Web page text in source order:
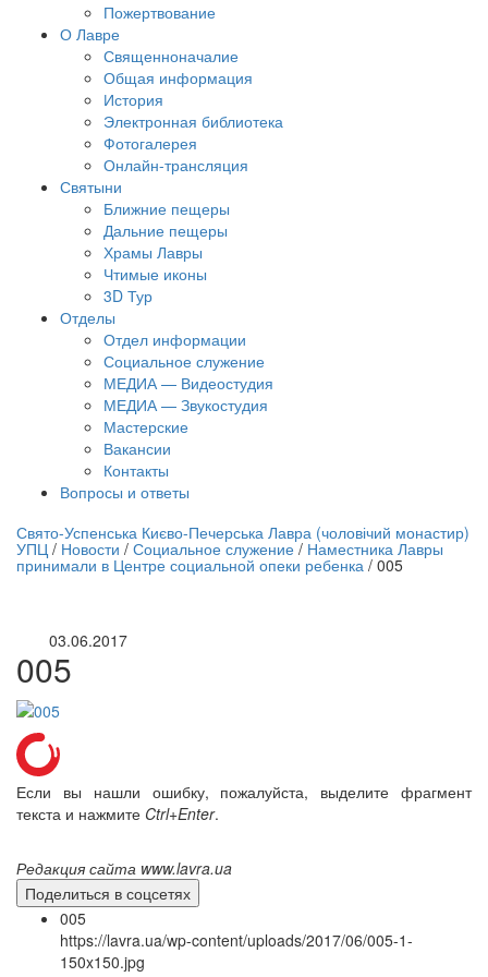
Пожертвование
О Лавре
Священноначалие
Общая информация
История
Электронная библиотека
Фотогалерея
Онлайн-трансляция
Святыни
Ближние пещеры
Дальние пещеры
Храмы Лавры
Чтимые иконы
3D Тур
Отделы
Отдел информации
Социальное служение
МЕДИА — Видеостудия
МЕДИА — Звукостудия
Мастерские
Вакансии
Контакты
Вопросы и ответы
трансляция | 12 сентября
трансляции
Свято-Успенська Києво-Печерська Лавра (чоловічий монастир)
УПЦ / Новости / Социальное служение/ Наместника Лавры
принимали в Центре социальной опеки ребенка / 005
03.06.2017
005
Если вы нашли ошибку, пожалуйста, выделите фрагмент
текста и нажмите Ctrl+Enter.
Редакция сайта www.lavra.ua
Поделиться в соцсетях
005
https://lavra.ua/wp-content/uploads/2017/06/005-1-
150x150.jpg